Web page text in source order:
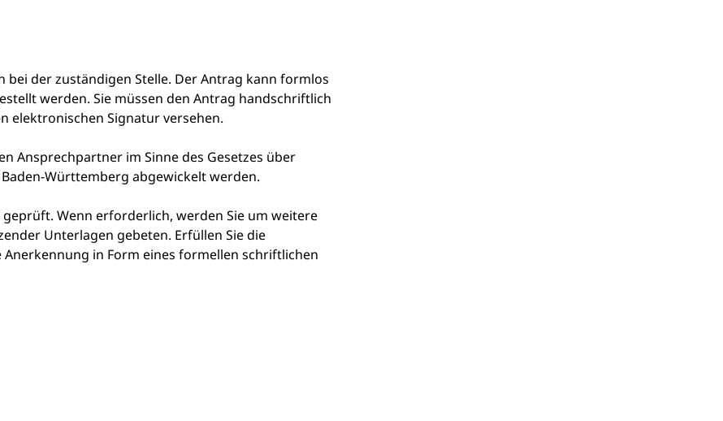
der zuständigen Stelle. Der Antrag kann formlos
werden. Sie müssen den Antrag handschriftlich
elektronischen Signatur versehen.
Ansprechpartner im Sinne des Gesetzes über
Württemberg abgewickelt werden.
Wenn erforderlich, werden Sie um weitere
Unterlagen gebeten. Erfüllen Sie die
in Form eines formellen schriftlichen